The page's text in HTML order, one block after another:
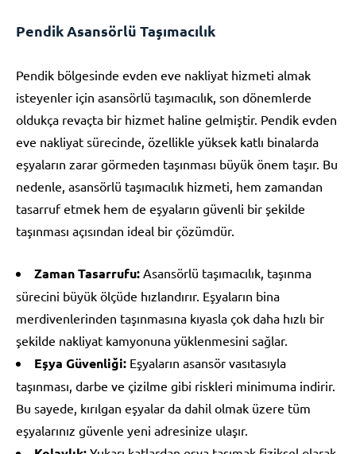
Pendik Asansörlü Taşımacılık
Pendik bölgesinde evden eve nakliyat hizmeti almak
isteyenler için asansörlü taşımacılık, son dönemlerde
oldukça revaçta bir hizmet haline gelmiştir. Pendik evden
eve nakliyat sürecinde, özellikle yüksek katlı binalarda
eşyaların zarar görmeden taşınması büyük önem taşır. Bu
nedenle, asansörlü taşımacılık hizmeti, hem zamandan
tasarruf etmek hem de eşyaların güvenli bir şekilde
taşınması açısından ideal bir çözümdür.
Zaman Tasarrufu: Asansörlü taşımacılık, taşınma
sürecini büyük ölçüde hızlandırır. Eşyaların bina
merdivenlerinden taşınmasına kıyasla çok daha hızlı bir
şekilde nakliyat kamyonuna yüklenmesini sağlar.
Eşya Güvenliği: Eşyaların asansör vasıtasıyla
taşınması, darbe ve çizilme gibi riskleri minimuma indirir.
Bu sayede, kırılgan eşyalar da dahil olmak üzere tüm
eşyalarınız güvenle yeni adresinize ulaşır.